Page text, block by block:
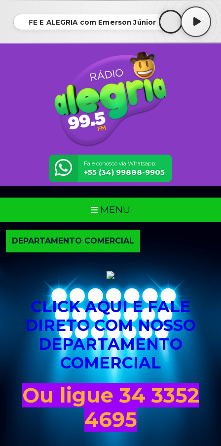
FÉ E ALEGRIA com Emerson Júnior
Fale conosco via Whatsapp:
+55 (34) 99888-9905
MENU
DEPARTAMENTO COMERCIAL
CLICK AQUI E FALE
DIRETO COM NOSSO
DEPARTAMENTO
COMERCIAL
Ou ligue 34 3352
4695